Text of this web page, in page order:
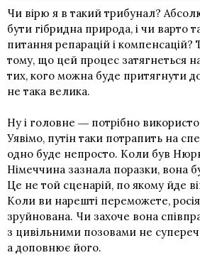
Чи вірю я в такий трибунал?
бути гібридна природа, і чи варто
питання репарацій і
тому, що цей процес затягнеться
тих, кого можна буде притягнути до
не така велика.
Ну і головне ― потрібно
Уявімо, путін таки потрапить на
одно буде непросто. Коли був
Німеччина зазнала поразки, вона
Це не той сценарій, по якому йде
Коли ви нарешті переможете,
зруйнована. Чи захоче вона
з цивільними позовами не
а доповнює його.